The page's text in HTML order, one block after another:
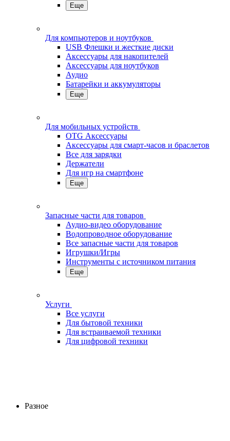
Еще
Для компьютеров и ноутбуков
USB Флешки и жесткие диски
Аксессуары для накопителей
Аксессуары для ноутбуков
Аудио
Батарейки и аккумуляторы
Еще
Для мобильных устройств
OTG Аксессуары
Аксессуары для смарт-часов и браслетов
Все для зарядки
Держатели
Для игр на смартфоне
Еще
Запасные части для товаров
Аудио-видео оборудование
Водопроводное оборудование
Все запасные части для товаров
Игрушки/Игры
Инструменты с источником питания
Еще
Услуги
Все услуги
Для бытовой техники
Для встраиваемой техники
Для цифровой техники
Разное